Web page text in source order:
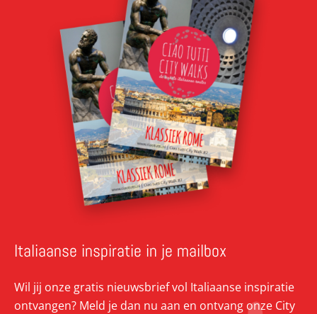
Italiaanse inspiratie in je mailbox
Wil jij onze gratis nieuwsbrief vol Italiaanse inspiratie
ontvangen? Meld je dan nu aan en ontvang onze City